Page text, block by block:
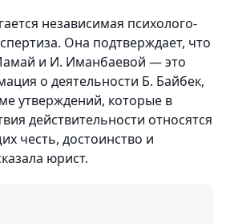
независимая психолого-
Она подтверждает, что
и И. Иманбаевой — это
о деятельности Б. Байбек,
утверждений, которые в
действительности относятся
честь, достоинство и
юрист.